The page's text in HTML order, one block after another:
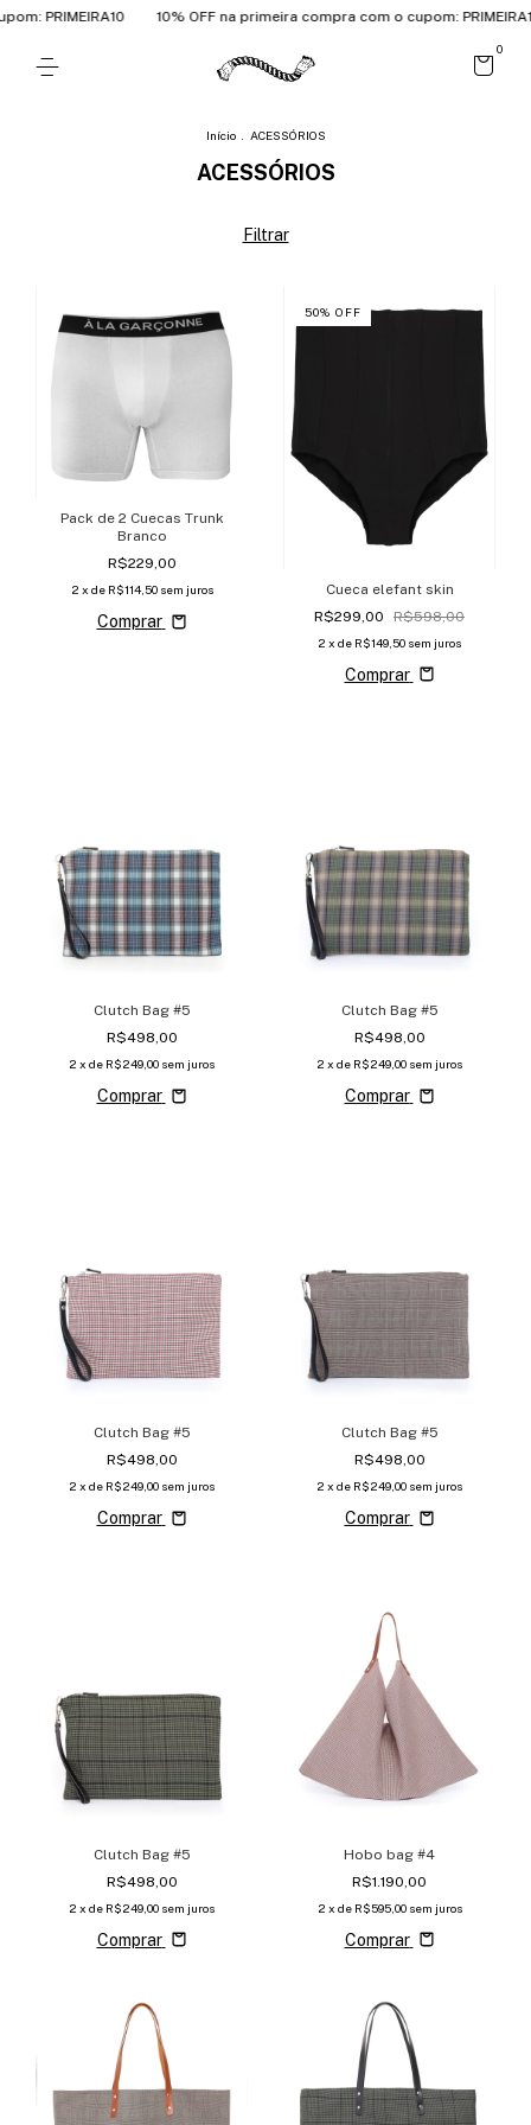
PRIMEIRA10 10% OFF na primeira compra com o cupom: PRIMEIRA10
0
Início ACESSÓRIOS
ACESSÓRIOS
Filtrar
Pack de 2 Cuecas Trunk
Branco
R$229,00
2 x de R$114,50 sem juros
Comprar
50% OFF
Cueca elefant skin
R$299,00
R$598,00
2 x de R$149,50 sem juros
Comprar
Clutch Bag #5
R$498,00
2 x de R$249,00 sem juros
Comprar
Clutch Bag #5
R$498,00
2 x de R$249,00 sem juros
Comprar
Clutch Bag #5
R$498,00
2 x de R$249,00 sem juros
Comprar
Clutch Bag #5
R$498,00
2 x de R$249,00 sem juros
Comprar
Clutch Bag #5
R$498,00
2 x de R$249,00 sem juros
Comprar
Hobo bag #4
R$1.190,00
2 x de R$595,00 sem juros
Comprar